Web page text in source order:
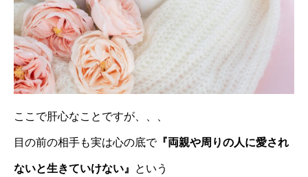
ここで肝心なことですが、、、
目の前の相手も実は心の底で『両親や周りの人に愛され
ないと生きていけない』 という